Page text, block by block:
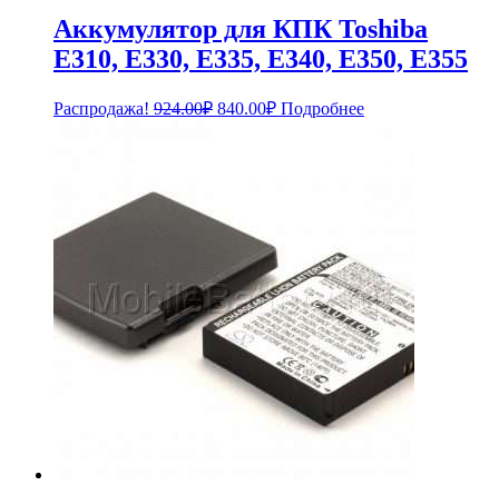
Аккумулятор для КПК Toshiba
E310, E330, E335, E340, E350, E355
Распродажа! 924.00₽ Первоначальная
840.00₽Текущая
Подробнее